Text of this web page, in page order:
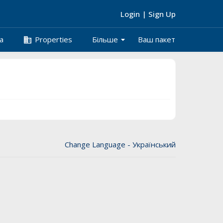
Login | Sign Up
business Properties arrow_drop_down
Більше Ваш пакет
Change Language - Український